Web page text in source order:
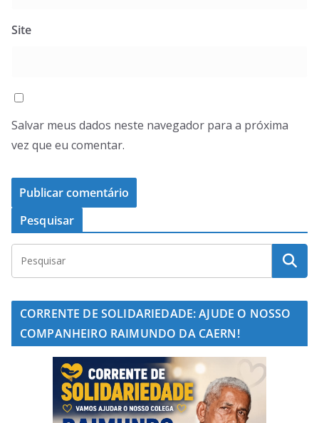
Site
Salvar meus dados neste navegador para a próxima
vez que eu comentar.
Pesquisar
CORRENTE DE SOLIDARIEDADE: AJUDE O NOSSO
COMPANHEIRO RAIMUNDO DA CAERN!